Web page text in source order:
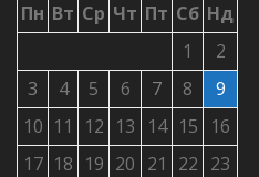
Пн Вт Ср Чт Пт Сб Нд
1
2
3
4 5 6 7 8
9
10 11 12 13 14 15
16
17 18 19 20 21 22 23